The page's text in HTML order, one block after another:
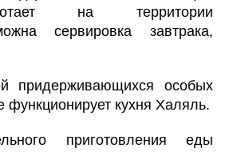
на территории
сервировка завтрака,
придерживающихся особых
функционирует кухня Халяль.
приготовления еды